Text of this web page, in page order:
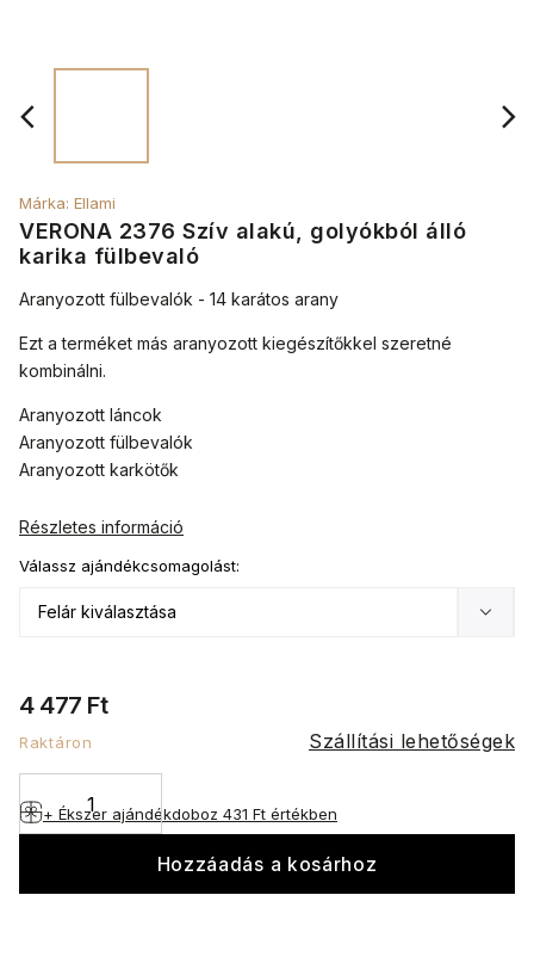
VERONA 2376 Szív alakú, golyókból álló
karika fülbevaló
Márka: Ellami
4 477 Ft
Raktáron Szállítási lehetőségek
Válassz ajándékcsomagolást:
Hozzáadás a kosárhoz
+ Ékszer ajándékdoboz 431 Ft értékben
Aranyozott fülbevalók - 14 karátos arany
Ezt a terméket más aranyozott kiegészítőkkel szeretné
kombinálni.
Aranyozott láncok
Aranyozott fülbevalók
Aranyozott karkötők
Részletes információ